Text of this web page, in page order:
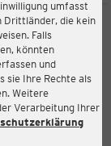
umfasst
Drittländer, die kein
Falls
könnten
und
sie Ihre Rechte als
Weitere
Verarbeitung Ihrer